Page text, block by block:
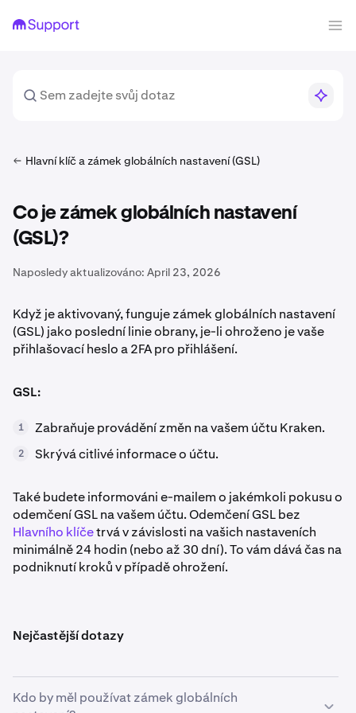
Hlavní klíč a zámek globálních nastavení (GSL)
Co je zámek globálních nastavení
(GSL)?
Naposledy aktualizováno: April 23, 2026
Když je aktivovaný, funguje zámek globálních nastavení
(GSL) jako poslední linie obrany, je-li ohroženo je vaše
přihlašovací heslo a 2FA pro přihlášení.
GSL:
1 Zabraňuje provádění změn na vašem účtu Kraken.
2 Skrývá citlivé informace o účtu.
Také budete informováni e-mailem o jakémkoli pokusu o
odemčení GSL na vašem účtu. Odemčení GSL bez
Hlavního klíčetrvá v závislosti na vašich nastaveních
minimálně 24 hodin (nebo až 30 dní). To vám dává čas na
podniknutí kroků v případě ohrožení.
Nejčastější dotazy
Kdo by měl používat zámek globálních